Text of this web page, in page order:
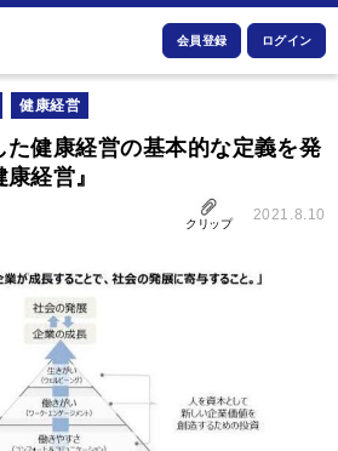
会員登録 ログイン
健康経営
健康経営の基本的な定義を発
経営』
クリップ
2021.8.10